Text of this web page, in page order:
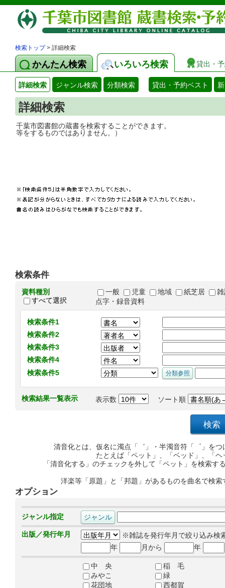
検索トップ> 詳細検索
かんたん検索 いろいろ検索 貸出・
詳細検索 ジャンル検索 分類検索 貸出・予約ベスト
詳細検索
千葉市図書館の蔵書を検索することがで
等をするものではありません。）
検索条件
資料種別
すべて選択
一般 児童 地域 紙芝居
点字・録音資料
検索条件1
検索条件2
検索条件3
検索条件4
検索条件5
検索結果一覧表示 表示数 ソート順
清音化とは、仮名に濁点「゛」・半濁音符「゜」を
たとえば「ペット」、「ベッド」、「
「清音化する」のチェックを外して「ペット」を検索
洋楽等「原題」と「邦題」があるものを曲名で検
オプション
ジャンル指定
出版／発行年月
※雑誌を発行年月で絞り込み検
年
月から 年
中 央
稲 毛
みやこ
緑
花団地
西都賀